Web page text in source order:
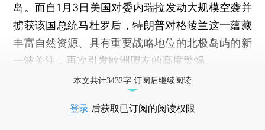
岛。而自1月3日美国对委内瑞拉发动大规模空袭并
掳获该国总统马杜罗后，特朗普对格陵兰这一蕴藏
丰富自然资源、具有重要战略地位的北极岛屿的新
一波关注，再次引发欧洲盟友的高度警惕。
本文共计3432字 订阅后继续阅读
登录 后获取已订阅的阅读权限